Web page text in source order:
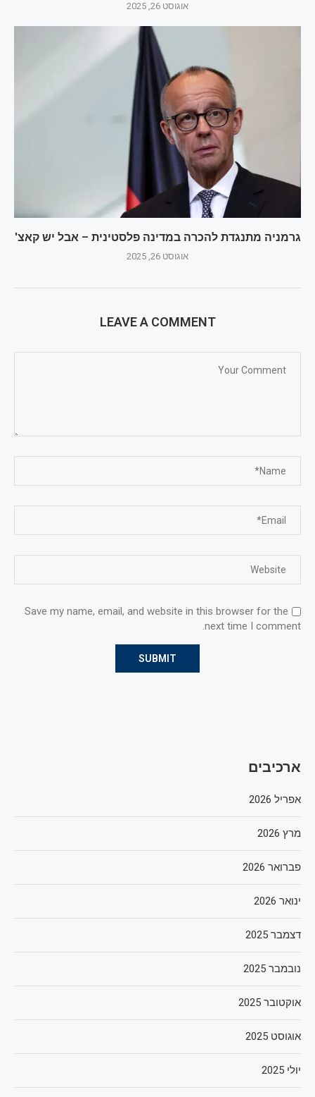
אוגוסט 26, 2025
גרמניה מתנגדת להכרה במדינה פלסטינית – אבל יש קאצ'
אוגוסט 26, 2025
LEAVE A COMMENT
Save my name, email, and website in this browser for the
next time I comment.
ארכיבים
אפריל 2026
מרץ 2026
פברואר 2026
ינואר 2026
דצמבר 2025
נובמבר 2025
אוקטובר 2025
אוגוסט 2025
יולי 2025